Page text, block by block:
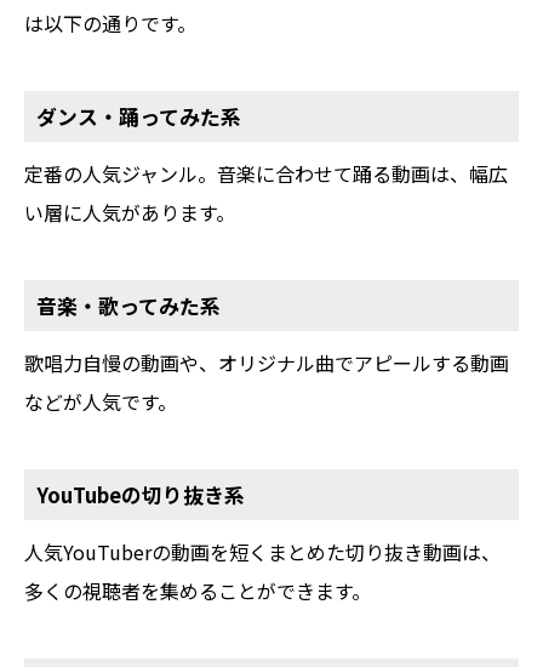
は以下の通りです。
ダンス・踊ってみた系
定番の人気ジャンル。音楽に合わせて踊る動画は、幅広
い層に人気があります。
音楽・歌ってみた系
歌唱力自慢の動画や、オリジナル曲でアピールする動画
などが人気です。
YouTubeの切り抜き系
人気YouTuberの動画を短くまとめた切り抜き動画は、
多くの視聴者を集めることができます。